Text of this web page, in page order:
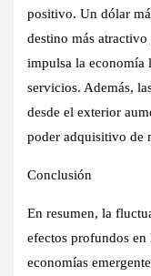
positivo. Un dólar
destino más
impulsa la economía
servicios. Además,
desde el exterior
poder adquisitivo de
Conclusión
En resumen, la
efectos profundos en
economías